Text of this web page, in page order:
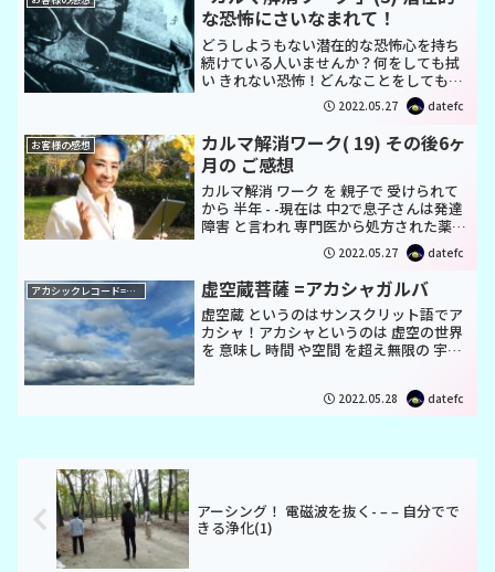
な恐怖にさいなまれて！
どうしようもない潜在的な恐怖心を持ち
続けている人いませんか？何をしても拭
い きれない恐怖！どんなことをしても消
しきれない 恐れ！仕事が大成功して トッ
プになり 取り巻きも多く いつも華やか - -
-美しくて明るくて優しそうで 人気がある
人...
2022.05.27 datefc
お客様の感想
カルマ解消ワーク( 19) その後6ヶ
月の ご感想
カルマ解消 ワーク を 親子で 受けられて
から 半年 - -現在は 中2で息子さんは発達
障害 と言われ 専門医から処方された薬を
飲み続けていらっしゃいました伊達 るり
子実はこれに手を出すと本当はヒーリン
グやカルマ解消ワークが困難になり お
断...
2022.05.27 datefc
アカシックレコード=リーディング 虚空蔵菩薩 =アカシャガルバ
虚空蔵 というのはサンスクリット語でア
カシャ！アカシャというのは 虚空の世界
を 意味し 時間 や空間 を超え無限の 宇宙
虚空 天空 空間 を表していますアカシック
レコードリーディングというのは ア...
2022.05.28 datefc
アーシング！ 電磁波を抜く- – – 自分でで
きる浄化(1)